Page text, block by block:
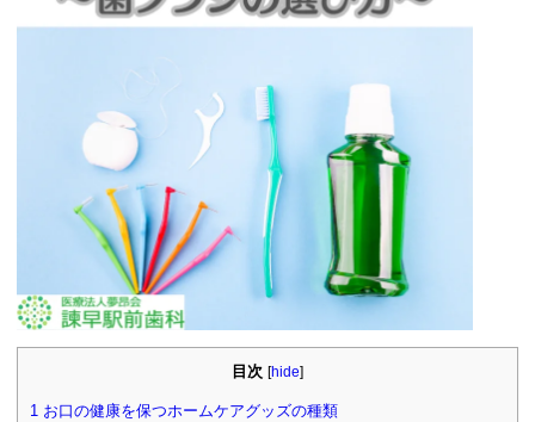
目次 [hide]
1 お口の健康を保つホームケアグッズの種類